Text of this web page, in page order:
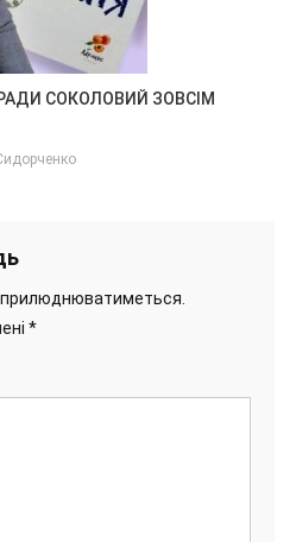
СОКОЛОВИЙ ЗОВСІМ
*